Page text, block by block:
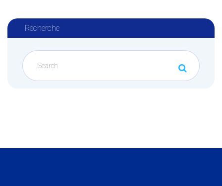
Recherche